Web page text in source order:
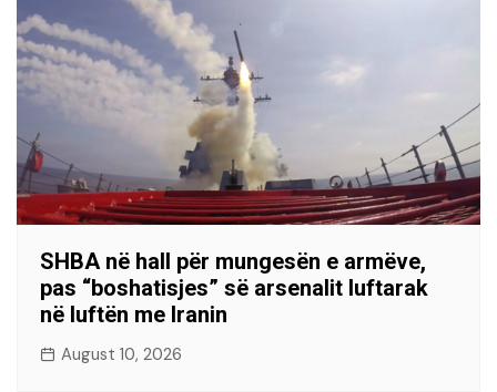
SHBA në hall për mungesën e armëve,
pas “boshatisjes” së arsenalit luftarak
në luftën me Iranin
August 10, 2026